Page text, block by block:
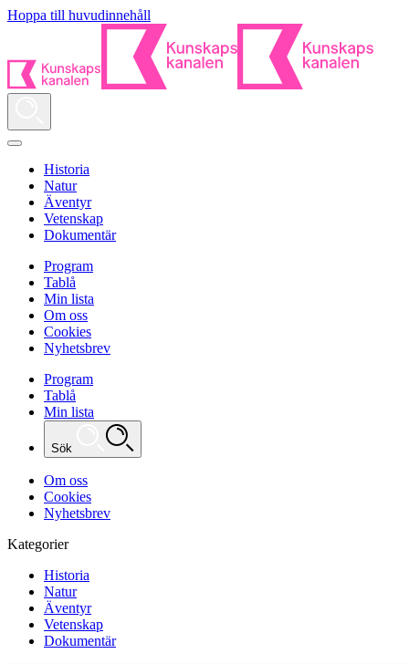
Hoppa till huvudinnehåll
Historia
Natur
Äventyr
Vetenskap
Dokumentär
Program
Tablå
Min lista
Om oss
Cookies
Nyhetsbrev
Program
Tablå
Min lista
Sök
Om oss
Cookies
Nyhetsbrev
Kategorier
Historia
Natur
Äventyr
Vetenskap
Dokumentär